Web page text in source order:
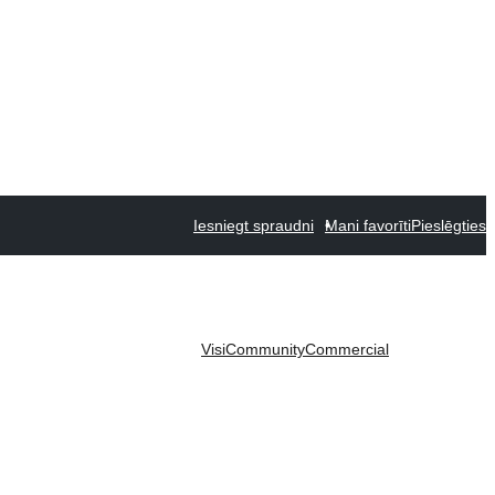
Iesniegt spraudni Mani favorītiPieslēgties
VisiCommunityCommercial